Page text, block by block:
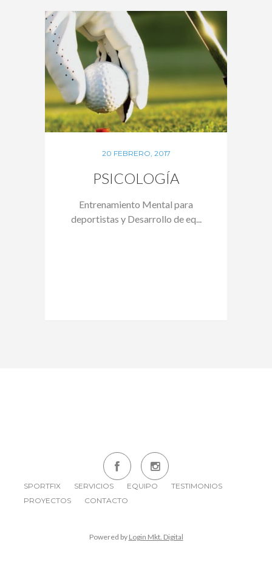
20 FEBRERO, 2017
PSICOLOGÍA
Entrenamiento Mental para
deportistas y Desarrollo de eq...
SPORTFIX SERVICIOS EQUIPO
TESTIMONIOS
PROYECTOS
CONTACTO
Powered by Login Mkt. Digital